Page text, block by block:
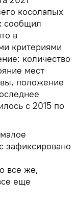
косолапых
сообщил
в
критериями
количество
мест
положение
с 2015 по
зафиксировано
все же,
еще